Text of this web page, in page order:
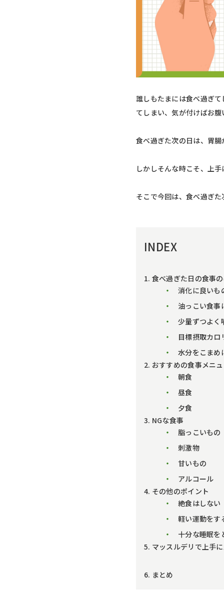
誰しもたまには食べ過ぎ
てしまい、気が付けばお
食べ過ぎた次の日は、胃
しかしそんな時こそ、上
そこで今回は、食べ過ぎ
INDEX
1. 食べ過ぎた日の食事
消化に良いも
油っこい食事
少量ずつよく
目標摂取カ
水分をこまめ
2. おすすめの食事メニ
朝食
昼食
夕食
3. NGな食事
脂っこいもの
刺激物
甘いもの
アルコール
4. その他のポイント
絶食はしない
軽い運動をす
十分な睡眠を
5. マッスルデリで上手
6. まとめ